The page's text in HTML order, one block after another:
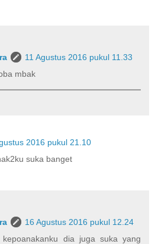
11 Agustus 2016 pukul 11.33
mbak
2016 pukul 21.10
suka banget
16 Agustus 2016 pukul 12.24
dia juga suka yang